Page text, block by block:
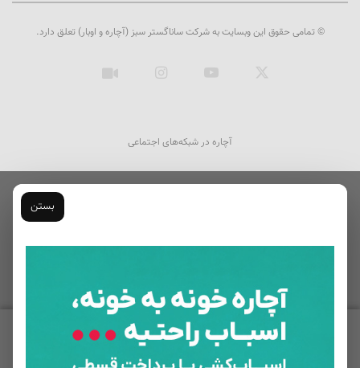
ثبت سفارش
تعمیر یخچال فریزر
© تمامی حقوق این وبسایت به شرکت ساناگستر سبز (آچاره و اوبار) تعلق دارد.
یوتیوب اینستاگرام
آچاره در شبکه‌های اجتماعی
بستن